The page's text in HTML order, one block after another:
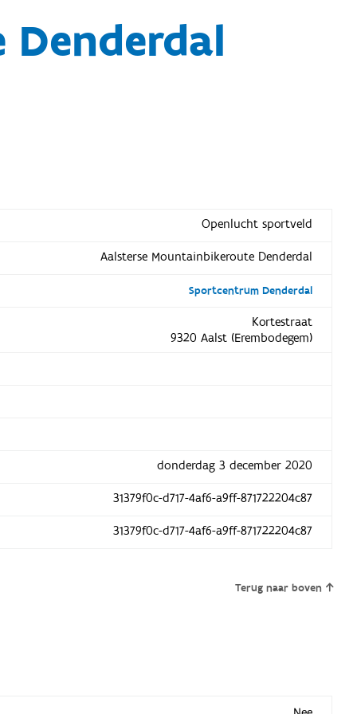
Openlucht sportveld
Aalsterse Mountainbikeroute Denderdal
Sportcentrum Denderdal
Kortestraat
9320 Aalst (Erembodegem)
donderdag 3 december 2020
31379f0c-d717-4af6-a9ff-871722204c87
31379f0c-d717-4af6-a9ff-871722204c87
Terug naar boven